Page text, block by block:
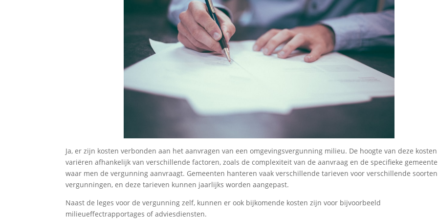
Ja, er zijn kosten verbonden aan het aanvragen van een omgevingsvergunning milieu. De hoogte van deze
variëren afhankelijk van verschillende factoren, zoals de complexiteit van de aanvraag en de specifieke gemeente
waar men de vergunning aanvraagt. Gemeenten hanteren vaak verschillende tarieven voor verschillende soorten
vergunningen, en deze tarieven kunnen jaarlijks worden aangepast.
Naast de leges voor de vergunning zelf, kunnen er ook bijkomende kosten zijn voor bijvoorbeeld
milieueffectrapportages of adviesdiensten.